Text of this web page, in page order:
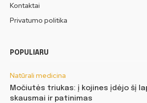
Kontaktai
Privatumo politika
POPULIARU
Natūrali medicina
Močiutės triukas: į kojines įdėjo šį
skausmai ir patinimas